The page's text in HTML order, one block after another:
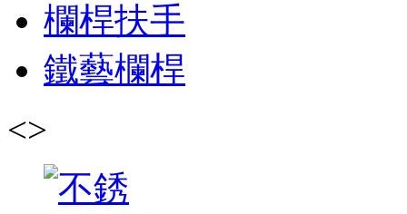
欄桿扶手
鐵藝欄桿
<>